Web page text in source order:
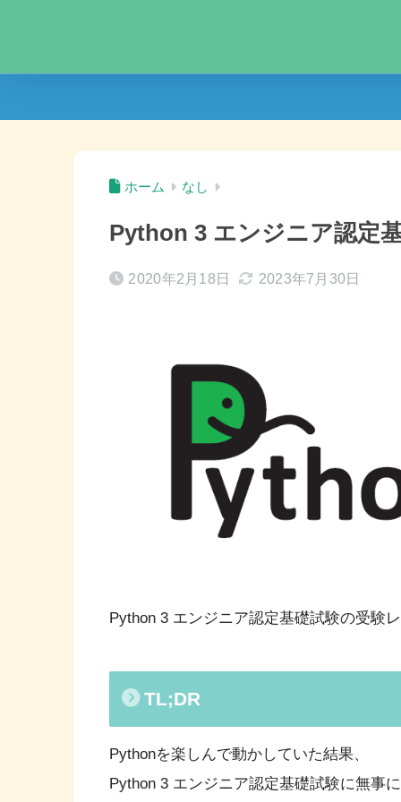
ホーム なし
Python 3 エンジニア認定
2020年2月18日 2023年7月30日
Python 3 エンジニア認定基礎試験の受験
TL;DR
Pythonを楽しんで動かしていた結果、
Python 3 エンジニア認定基礎試験に無事